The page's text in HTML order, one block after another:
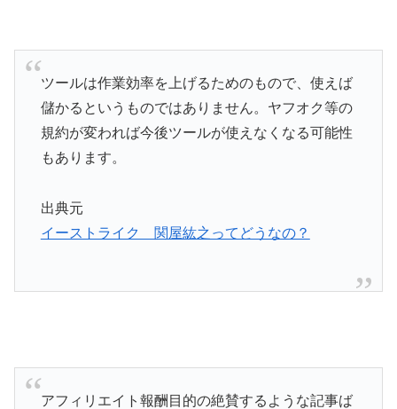
ツールは作業効率を上げるためのもので、使えば
儲かるというものではありません。ヤフオク等の
規約が変われば今後ツールが使えなくなる可能性
もあります。
出典元
イーストライク 関屋紘之ってどうなの？
アフィリエイト報酬目的の絶賛するような記事ば